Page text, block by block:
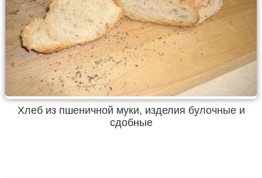
Хлеб из пшеничной муки, изделия булочные и
сдобные